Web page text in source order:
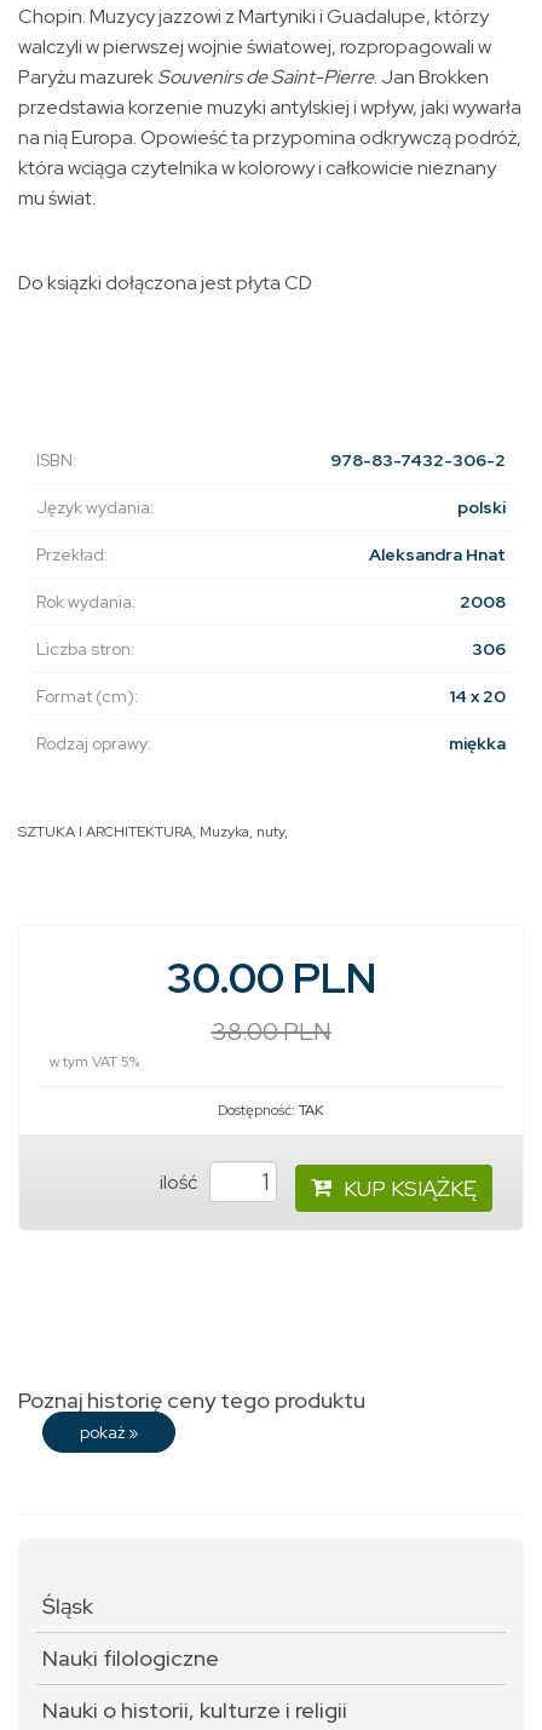
Chopin. Muzycy jazzowi z Martyniki i Guadalupe, którzy
walczyli w pierwszej wojnie światowej, rozpropagowali w
Paryżu mazurekSouvenirs de Saint-Pierre. Jan Brokken
przedstawia korzenie muzyki antylskiej i wpływ, jaki wywarła
na nią Europa. Opowieść ta przypomina odkrywczą podróż,
która wciąga czytelnika w kolorowy i całkowicie nieznany
mu świat.
Do ksiązki dołączona jest płyta CD
ISBN: 978-83-7432-306-2
Język wydania: polski
Przekład: Aleksandra Hnat
Rok wydania: 2008
Liczba stron: 306
Format (cm): 14 x 20
Rodzaj oprawy: miękka
SZTUKA I ARCHITEKTURA, Muzyka, nuty,
30.00 PLN
38.00 PLN
w tym VAT 5%
Dostępność: TAK
ilość KUP KSIĄŻKĘ
Poznaj historię ceny tego produktu
pokaż »
Śląsk
Nauki filologiczne
Nauki o historii, kulturze i religii